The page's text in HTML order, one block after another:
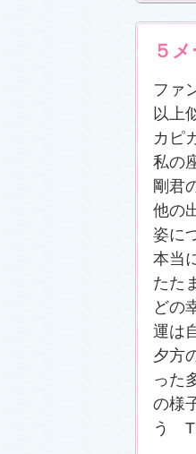
５
ファ
以上
カ
私の
剛君
他の
姿に
本当
たた
どの
運は
夕方
った
の様
う